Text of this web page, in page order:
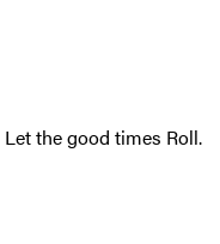
the good times Roll.